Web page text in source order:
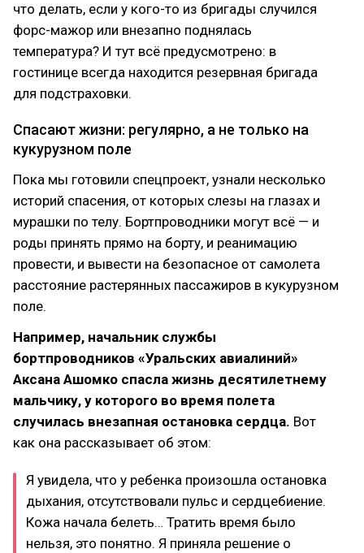
что делать, если у кого-то из бригады случился
форс-мажор или внезапно поднялась
температура? И тут всё предусмотрено: в
гостинице всегда находится резервная бригада
для подстраховки.
Спасают жизни: регулярно, а не только на
кукурузном поле
Пока мы готовили спецпроект, узнали несколько
историй спасения, от которых слезы на глазах и
мурашки по телу. Бортпроводники могут всё — и
роды принять прямо на борту, и реанимацию
провести, и вывести на безопасное от самолета
расстояние растерянных пассажиров в кукурузном
поле.
Например, начальник службы
бортпроводников «Уральских авиалиний»
Аксана Ашомко спасла жизнь десятилетнему
мальчику, у которого во время полета
случилась внезапная остановка сердца. Вот
как она рассказывает об этом:
Я увидела, что у ребенка произошла остановка
дыхания, отсутствовали пульс и сердцебиение.
Кожа начала белеть… Тратить время было
нельзя, это понятно. Я приняла решение о